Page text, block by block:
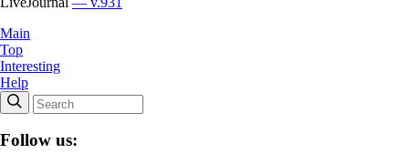
Main
Top
Interesting
Help
Follow us: